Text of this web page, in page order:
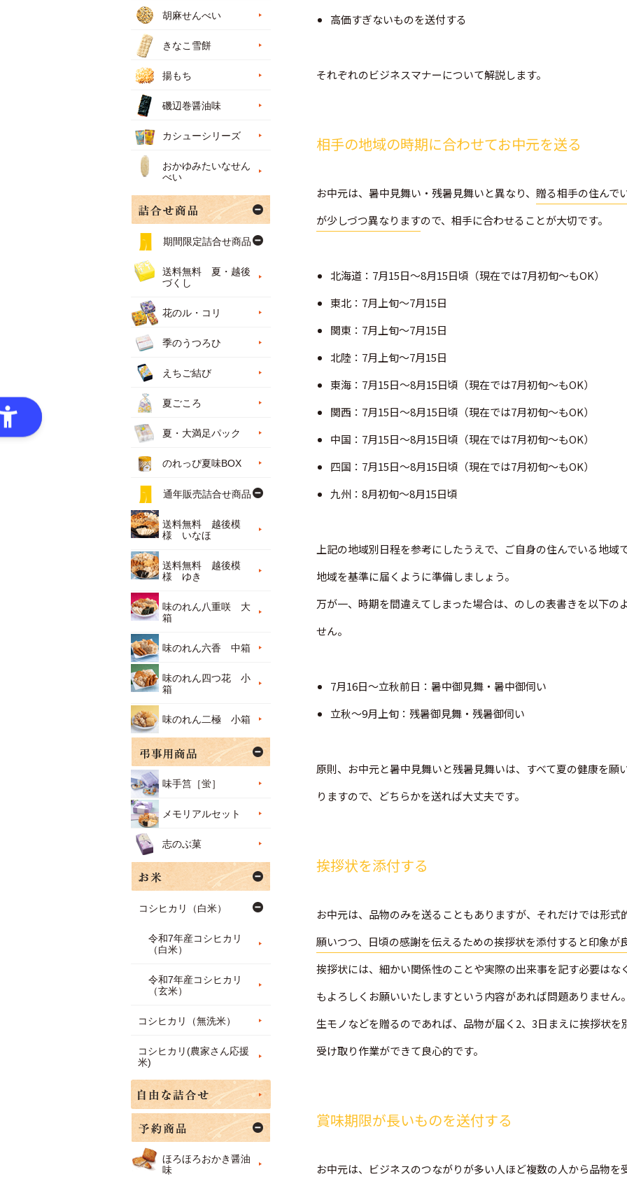
高価すぎないものを送付する
それぞれのビジネスマナーについて解説します。
相手の地域の時期に合わせてお中元を送る
お中元は、暑中見舞い・残暑見舞いと異なり、 贈る相手の住んで
が少しづつ異なりますので、相手に合わせることが大切です。
北海道：7月15日〜8月15日頃（現在では7月初旬〜もOK）
東北：7月上旬〜7月15日
関東：7月上旬〜7月15日
北陸：7月上旬〜7月15日
東海：7月15日〜8月15日頃（現在では7月初旬〜もOK）
関西：7月15日〜8月15日頃（現在では7月初旬〜もOK）
中国：7月15日〜8月15日頃（現在では7月初旬〜もOK）
四国：7月15日〜8月15日頃（現在では7月初旬〜もOK）
九州：8月初旬〜8月15日頃
上記の地域別日程を参考にしたうえで、ご自身の住んでいる地域
地域を基準に届くように準備しましょう。
万が一、時期を間違えてしまった場合は、のしの表書きを以下の
せん。
7月16日〜立秋前日：暑中御見舞・暑中御伺い
立秋〜9月上旬：残暑御見舞・残暑御伺い
原則、お中元と暑中見舞いと残暑見舞いは、すべて夏の健康を願
りますので、どちらかを送れば大丈夫です。
挨拶状を添付する
お中元は、品物のみを送ることもありますが、それだけでは形式
願いつつ、日頃の感謝を伝えるための挨拶状を添付すると印象が
挨拶状には、細かい関係性のことや実際の出来事を記す必要はな
もよろしくお願いいたしますという内容があれば問題ありません。
生モノなどを贈るのであれば、品物が届く2、3日まえに挨拶状を
受け取り作業ができて良心的です。
賞味期限が長いものを送付する
お中元は、ビジネスのつながりが多い人ほど複数の人から品物を
胡麻せんべい
きなこ雪餅
揚もち
磯辺巻醤油味
カシューシリーズ
おかゆみたいなせん
べい
期間限定詰合せ商品
送料無料 夏・越後
づくし
花のル・コリ
季のうつろひ
えちご結び
夏ごころ
夏・大満足パック
のれっぴ夏味BOX
通年販売詰合せ商品
送料無料 越後模
様 いなほ
送料無料 越後模
様 ゆき
味のれん八重咲 大
箱
味のれん六香 中箱
味のれん四つ花 小
箱
味のれん二極 小箱
味手筥［蛍］
メモリアルセット
志のぶ菓
コシヒカリ（白米）
令和7年産コシヒカリ
（白米）
令和7年産コシヒカリ
（玄米）
コシヒカリ（無洗米）
コシヒカリ(農家さん応援
米)
ほろほろおかき醤油
味